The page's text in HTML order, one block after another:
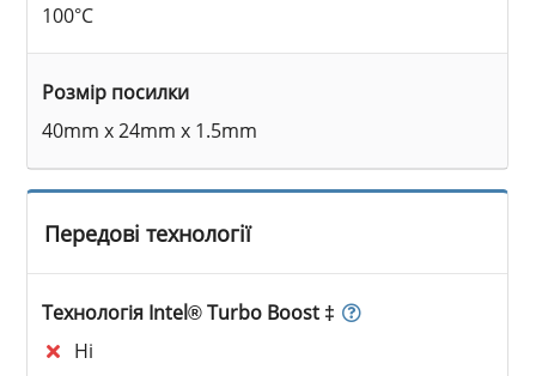
100°C
Розмір посилки
40mm x 24mm x 1.5mm
Передові технології
Технологія Intel® Turbo Boost ‡
Ні